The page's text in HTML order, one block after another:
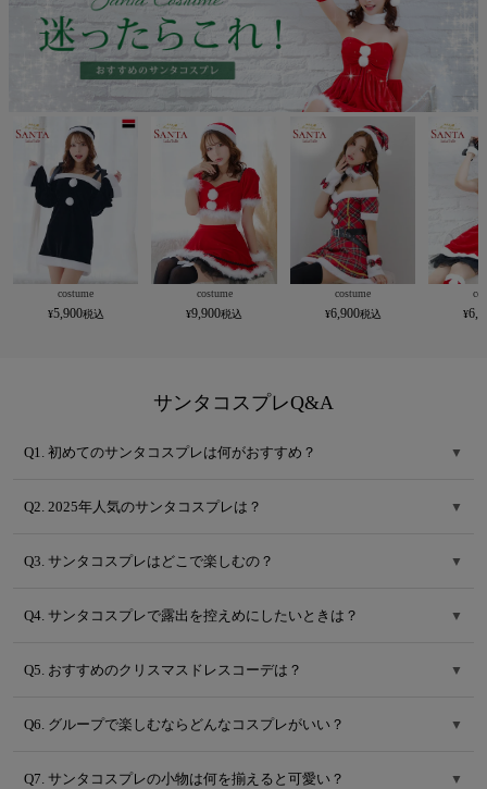
costume
5,900
costume
9,900
costume
6,900
サンタコスプレQ&A
Q1. 初めてのサンタコスプレは何がおすすめ？ ▼
Q2. 2025年人気のサンタコスプレは？ ▼
Q3. サンタコスプレはどこで楽しむの？ ▼
Q4. サンタコスプレで露出を控えめにしたいときは？ ▼
Q5. おすすめのクリスマスドレスコーデは？ ▼
Q6. グループで楽しむならどんなコスプレがいい？ ▼
Q7. サンタコスプレの小物は何を揃えると可愛い？ ▼